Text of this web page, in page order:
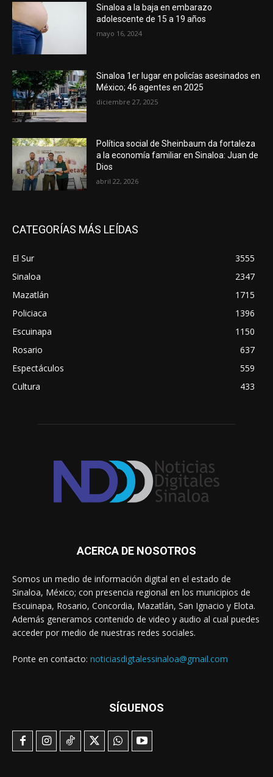
Sinaloa a la baja en embarazo
adolescente de 15 a 19 años
mayo 16, 2024
Sinaloa 1er lugar en policías asesinados en
México; 46 agentes en 2025
diciembre 27, 2025
Política social de Sheinbaum da fortaleza
a la economía familiar en Sinaloa: Juan de
Dios
abril 22, 2026
CATEGORÍAS MÁS LEÍDAS
El Sur
3555
Sinaloa
2347
Mazatlán
1715
Policiaca
1396
Escuinapa
1150
Rosario
637
Espectáculos
559
Cultura
433
ACERCA DE NOSOTROS
Somos un medio de información digital en el estado de
Sinaloa, México; con presencia regional en los municipios de
Escuinapa, Rosario, Concordia, Mazatlán, San Ignacio y Elota.
Además generamos contenido de video y audio al cual puedes
acceder por medio de nuestras redes sociales.
Ponte en contacto: noticiasdigtalessinaloa@gmail.com
SÍGUENOS